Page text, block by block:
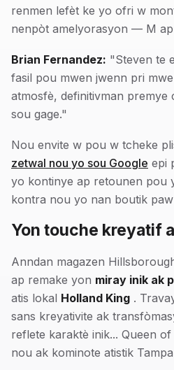
renmen lefèt ke yo ofri w
nenpòt amelyorasyon — M
Brian Fernandez: "Steven te
fasil pou mwen jwenn pri
atmosfè, definitivman
sou gage."
Nou envite w pou w tcheke
zetwal nou yo sou Google epi
yo kontinye ap retounen pou
kontra nou yo nan boutik
Yon touche kreyatif
Anndan magazen
ap remake yon miray inik ak
atis lokal Holland King .
sans kreyativite ak
reflete karaktè inik... Queen
nou ak kominote atistik